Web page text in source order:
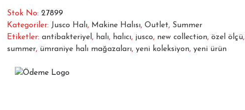
Stok No: 27899
Kategoriler: Jusco Halı, Makine Halısı, Outlet, Summer
Etiketler: antibakteriyel , halı, halıcı, jusco, new collection, özel ölçü,
summer, ümraniye halı mağazaları, yeni koleksiyon, yeni ürün